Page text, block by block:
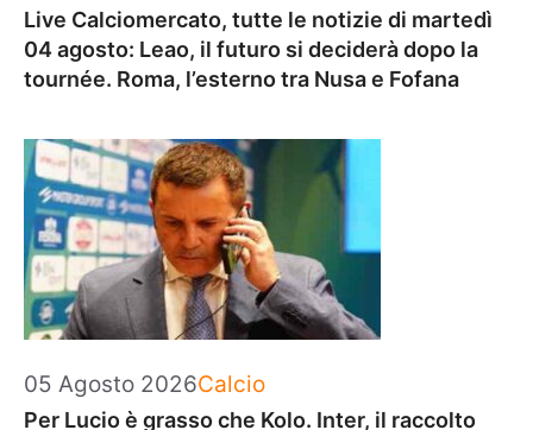
Live Calciomercato, tutte le notizie di martedì
04 agosto: Leao, il futuro si deciderà dopo la
tournée. Roma, l’esterno tra Nusa e Fofana
05 Agosto 2026Categorie
Calcio
Per Lucio è grasso che Kolo. Inter, il raccolto